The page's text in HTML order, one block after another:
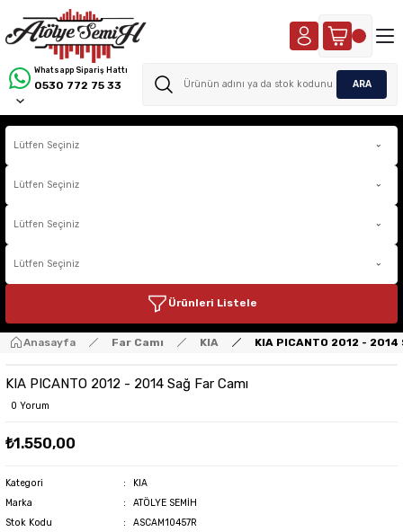
Whatsapp Sipariş Hattı
0530 772 75 33 ARA
Ürünleri Listele
Anasayfa Far Camı KIA KIA PICANTO 2012 - 2014
KIA PICANTO 2012 - 2014 Sağ Far Camı
0 Yorum
₺1.550,00
Kategori
KIA
Marka
ATÖLYE SEMİH
Stok Kodu
ASCAM10457R